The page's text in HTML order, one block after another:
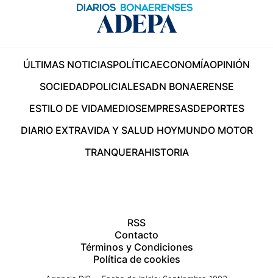
ÚLTIMAS NOTICIASPOLÍTICAECONOMÍAOPINIÓN
SOCIEDADPOLICIALESADN BONAERENSE
ESTILO DE VIDAMEDIOSEMPRESASDEPORTES
DIARIO EXTRAVIDA Y SALUD HOYMUNDO MOTOR
TRANQUERAHISTORIA
RSS
Contacto
Términos y Condiciones
Política de cookies